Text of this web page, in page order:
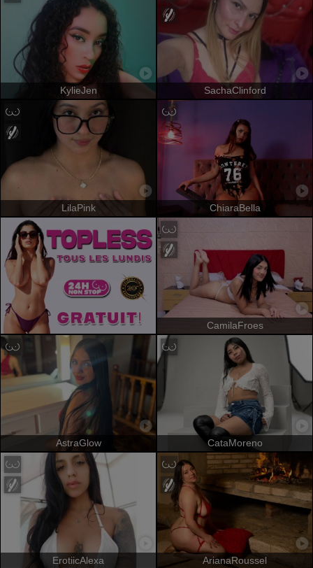
KylieJen SachaClinford
LilaPink ChiaraBella
CamilaFroes
AstraGlow CataMoreno
ErotiicAlexa ArianaRoussel